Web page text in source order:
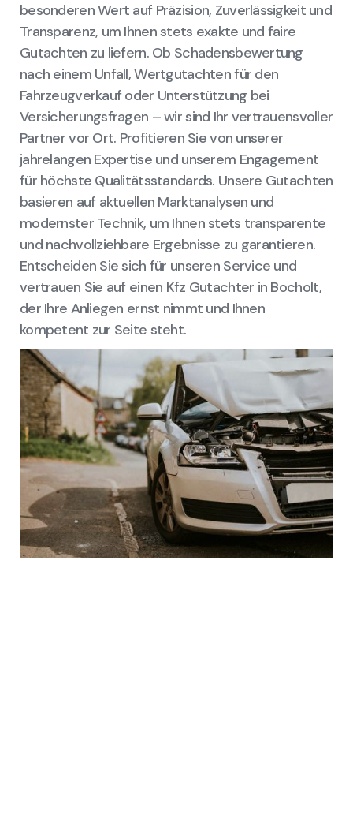
besonderen Wert auf Präzision, Zuverlässigkeit und
Transparenz, um Ihnen stets exakte und faire
Gutachten zu liefern. Ob Schadensbewertung
nach einem Unfall, Wertgutachten für den
Fahrzeugverkauf oder Unterstützung bei
Versicherungsfragen – wir sind Ihr vertrauensvoller
Partner vor Ort. Profitieren Sie von unserer
jahrelangen Expertise und unserem Engagement
für höchste Qualitätsstandards. Unsere Gutachten
basieren auf aktuellen Marktanalysen und
modernster Technik, um Ihnen stets transparente
und nachvollziehbare Ergebnisse zu garantieren.
Entscheiden Sie sich für unseren Service und
vertrauen Sie auf einen Kfz Gutachter in Bocholt,
der Ihre Anliegen ernst nimmt und Ihnen
kompetent zur Seite steht.